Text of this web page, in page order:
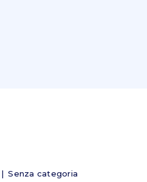
Senza categoria